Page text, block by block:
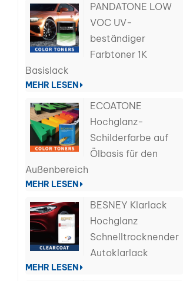
PANDATONE LOW
VOC UV-
beständiger
Farbtoner 1K
Basislack
MEHR LESEN
ECOATONE
Hochglanz-
Schilderfarbe auf
Ölbasis für den
Außenbereich
MEHR LESEN
BESNEY Klarlack
Hochglanz
Schnelltrocknender
Autoklarlack
MEHR LESEN